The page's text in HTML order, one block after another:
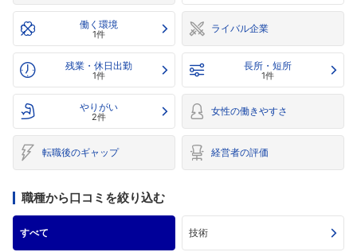
働く環境
1件 ライバル企業
残業・休日出勤
1件
長所・短所
1件
やりがい
2件 女性の働きやすさ
転職後のギャップ 経営者の評価
職種から口コミを絞り込む
すべて 技術